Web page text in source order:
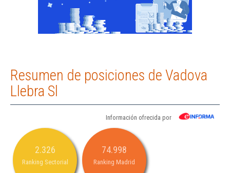
Resumen de posiciones de Vadova
Llebra Sl
Información ofrecida por
2.326
Ranking Sectorial
74.998
Ranking Madrid